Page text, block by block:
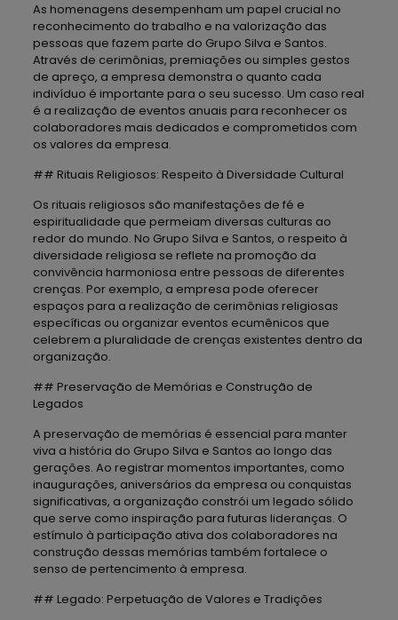
As homenagens desempenham um papel crucial no
reconhecimento do trabalho e na valorização das
pessoas que fazem parte do Grupo Silva e Santos.
Através de cerimônias, premiações ou simples gestos
de apreço, a empresa demonstra o quanto cada
indivíduo é importante para o seu sucesso. Um caso real
é a realização de eventos anuais para reconhecer os
colaboradores mais dedicados e comprometidos com
os valores da empresa.
## Rituais Religiosos: Respeito à Diversidade Cultural
Os rituais religiosos são manifestações de fé e
espiritualidade que permeiam diversas culturas ao
redor do mundo. No Grupo Silva e Santos, o respeito à
diversidade religiosa se reflete na promoção da
convivência harmoniosa entre pessoas de diferentes
crenças. Por exemplo, a empresa pode oferecer
espaços para a realização de cerimônias religiosas
específicas ou organizar eventos ecumênicos que
celebrem a pluralidade de crenças existentes dentro da
organização.
## Preservação de Memórias e Construção de
Legados
A preservação de memórias é essencial para manter
viva a história do Grupo Silva e Santos ao longo das
gerações. Ao registrar momentos importantes, como
inaugurações, aniversários da empresa ou conquistas
significativas, a organização constrói um legado sólido
que serve como inspiração para futuras lideranças. O
estímulo à participação ativa dos colaboradores na
construção dessas memórias também fortalece o
senso de pertencimento à empresa.
## Legado: Perpetuação de Valores e Tradições